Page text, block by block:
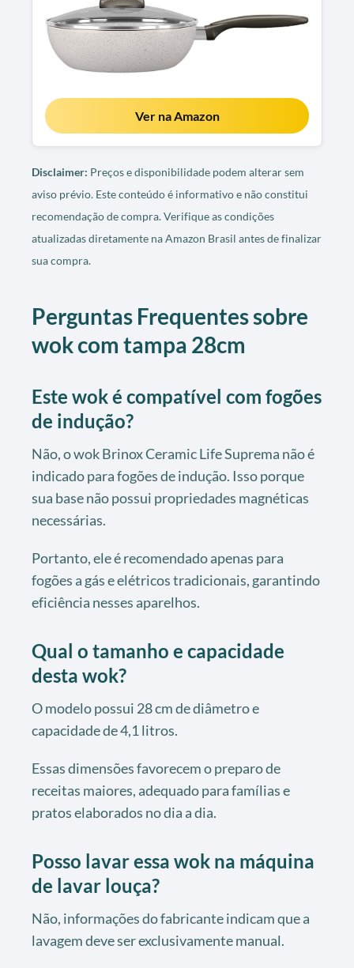
Ver na Amazon
Disclaimer: Preços e disponibilidade podem alterar sem
aviso prévio. Este conteúdo é informativo e não constitui
recomendação de compra. Verifique as condições
atualizadas diretamente na Amazon Brasil antes de finalizar
sua compra.
Perguntas Frequentes sobre
wok com tampa 28cm
Este wok é compatível com fogões
de indução?
Não, o wok Brinox Ceramic Life Suprema não é
indicado para fogões de indução. Isso porque
sua base não possui propriedades magnéticas
necessárias.
Portanto, ele é recomendado apenas para
fogões a gás e elétricos tradicionais, garantindo
eficiência nesses aparelhos.
Qual o tamanho e capacidade
desta wok?
O modelo possui 28 cm de diâmetro e
capacidade de 4,1 litros.
Essas dimensões favorecem o preparo de
receitas maiores, adequado para famílias e
pratos elaborados no dia a dia.
Posso lavar essa wok na máquina
de lavar louça?
Não, informações do fabricante indicam que a
lavagem deve ser exclusivamente manual.